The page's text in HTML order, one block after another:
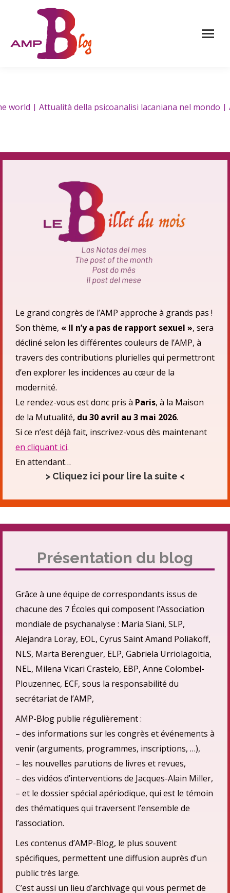
| Attualità della psicoanalisi lacaniana nel mondo |
Le grand congrès de l’AMP approche à grands pas !
Son thème, « Il n’y a pas de rapport sexuel », sera
décliné selon les différentes couleurs de l’AMP, à
travers des contributions plurielles qui permettront
d’en explorer les incidences au cœur de la
modernité.
Le rendez-vous est donc pris à Paris, à la Maison
de la Mutualité, du 30 avril au 3 mai 2026.
Si ce n’est déjà fait, inscrivez-vous dès maintenant
en cliquant ici.
En attendant…
> Cliquez ici pour lire la suite <
Présentation du blog
Grâce à une équipe de correspondants issus de
chacune des 7 Écoles qui composent l’Association
mondiale de psychanalyse : Maria Siani, SLP,
Alejandra Loray, EOL, Cyrus Saint Amand Poliakoff,
NLS, Marta Berenguer, ELP, Gabriela Urriolagoitia,
NEL, Milena Vicari Crastelo, EBP, Anne Colombel-
Plouzennec, ECF, sous la responsabilité du
secrétariat de l’AMP,
AMP-Blog publie régulièrement :
– des informations sur les congrès et événements à
venir (arguments, programmes, inscriptions, …),
– les nouvelles parutions de livres et revues,
– des vidéos d’interventions de Jacques-Alain Miller,
– et le dossier spécial apériodique, qui est le témoin
des thématiques qui traversent l’ensemble de
l’association.
Les contenus d’AMP-Blog, le plus souvent
spécifiques, permettent une diffusion auprès d’un
public très large.
C’est aussi un lieu d’archivage qui vous permet de